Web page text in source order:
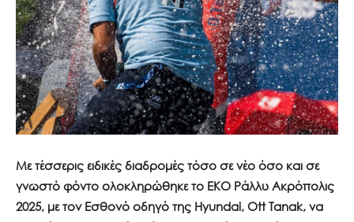
Με τέσσερις ειδικές διαδρομές τόσο σε νέο όσο και σε
γνωστό φόντο ολοκληρώθηκε το ΕΚΟ Ράλλυ Ακρόπολις
2025, με τον Εσθονό οδηγό της Hyundai, Ott Tanak, να